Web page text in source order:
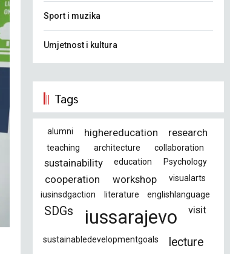
Sport i muzika
Umjetnost i kultura
Tags
alumni highereducation research
teaching architecture collaboration
sustainability education Psychology
cooperation workshop
visualarts
iusinsdgaction
literature englishlanguage
SDGs iussarajevo visit
sustainabledevelopmentgoals lecture